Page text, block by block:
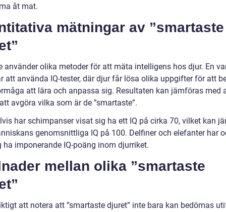
åt mat.
mätningar av ”smartaste
använder olika metoder för att mäta intelligens hos djur. En
att använda IQ-tester, där djur får lösa olika uppgifter för att
att lära och anpassa sig. Resultaten kan jämföras med
avgöra vilka som är de ”smartaste”.
har schimpanser visat sig ha ett IQ på cirka 70, vilket kan
genomsnittliga IQ på 100. Delfiner och elefanter har
ha imponerande IQ-poäng inom djurriket.
mellan olika ”smartaste
att notera att ”smartaste djuret” inte bara kan bedömas